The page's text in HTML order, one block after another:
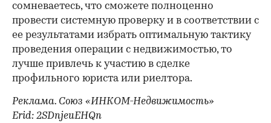
сомневаетесь, что сможете полноценно
провести системную проверку и в соответствии с
ее результатами избрать оптимальную тактику
проведения операции с недвижимостью, то
лучше привлечь к участию в сделке
профильного юриста или риелтора.
Реклама. Союз «ИНКОМ-Недвижимость»
Erid: 2SDnjeuEHQn